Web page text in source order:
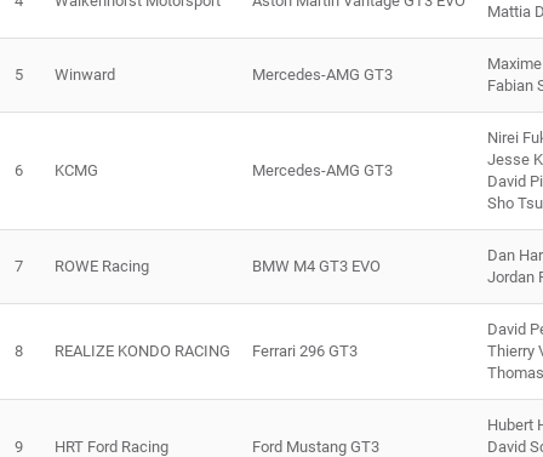
Mattia
5 Winward Mercedes-AMG GT3
Fabian
6 KCMG Mercedes-AMG GT3
Nirei
Jesse
David
Sho
7 ROWE Racing BMW M4 GT3 EVO
Dan
Jordan
8 REALIZE KONDO RACING Ferrari 296 GT3
David
Thierry
9 HRT Ford Racing Ford Mustang GT3
Hubert
David